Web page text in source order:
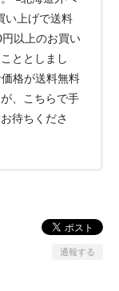
い上げで送料
以上のお買い
ととしまし
格が送料無料
、こちらで手
待ちくださ
通報する